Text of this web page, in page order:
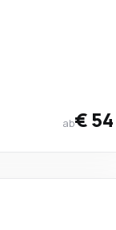
ab€ 54